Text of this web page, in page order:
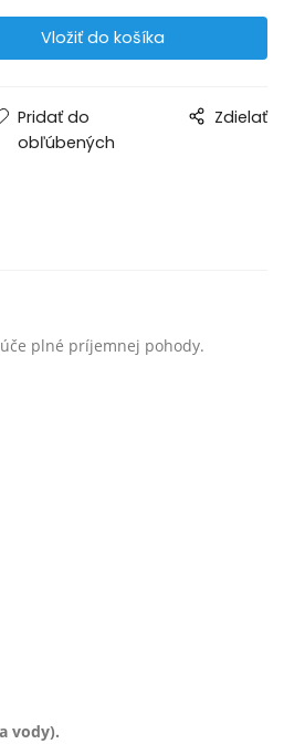
Pridať do
obľúbených
Zdielať
plné príjemnej pohody.
vody).